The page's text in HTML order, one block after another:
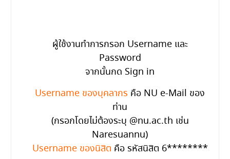
ผู้ใช้งานทำการกรอก Username และ
Password
จากนั้นกด Sign in
Username ของบุคลากร คือ NU e-Mail ของ
ท่าน
(กรอกโดยไม่ต้องระบุ @nu.ac.th เช่น
Naresuannu)
Username ของนิสิต คือ รหัสนิสิต 6********